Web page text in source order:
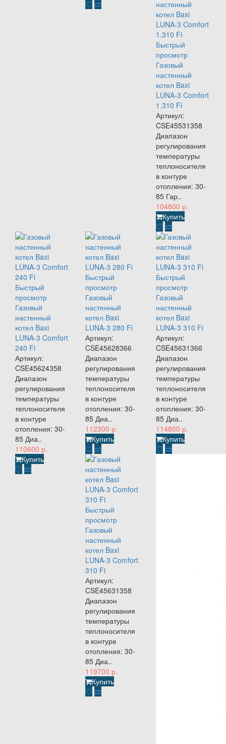
Быстрый
просмотр
Газовый
настенный
котел Baxi
LUNA-3 Comfort
1.310 Fi
Артикул:
CSE45531358
Диапазон
регулирования
температуры
теплоносителя
в контуре
отопления: 30-
85 Гар..
104800 р.
Купить
Быстрый
просмотр
Газовый
настенный
котел Baxi
LUNA-3 Comfort
240 Fi
Артикул:
CSE45624358
Диапазон
регулирования
температуры
теплоносителя
в контуре
отопления: 30-
85 Диа..
110600 р.
Купить
Быстрый
просмотр
Газовый
настенный
котел Baxi
LUNA-3 280 Fi
Артикул:
CSE45628366
Диапазон
регулирования
температуры
теплоносителя
в контуре
отопления: 30-
85 Диа..
112300 р.
Купить
Быстрый
просмотр
Газовый
настенный
котел Baxi
LUNA-3 310 Fi
Артикул:
CSE45631366
Диапазон
регулирования
температуры
теплоносителя
в контуре
отопления: 30-
85 Диа..
114800 р.
Купить
Быстрый
просмотр
Газовый
настенный
котел Baxi
LUNA-3 Comfort
310 Fi
Артикул:
CSE45631358
Диапазон
регулирования
температуры
теплоносителя
в контуре
отопления: 30-
85 Диа..
119700 р.
Купить